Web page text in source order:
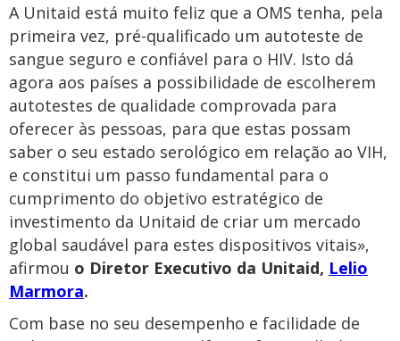
A Unitaid está muito feliz que a OMS tenha, pela
primeira vez, pré-qualificado um autoteste de
sangue seguro e confiável para o HIV. Isto dá
agora aos países a possibilidade de escolherem
autotestes de qualidade comprovada para
oferecer às pessoas, para que estas possam
saber o seu estado serológico em relação ao VIH,
e constitui um passo fundamental para o
cumprimento do objetivo estratégico de
investimento da Unitaid de criar um mercado
global saudável para estes dispositivos vitais»,
afirmou o Diretor Executivo da Unitaid, Lelio
Marmora.
Com base no seu desempenho e facilidade de